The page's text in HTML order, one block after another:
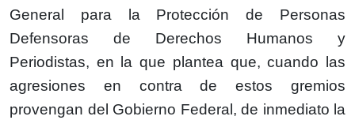
General para la Protección de Personas
Defensoras de Derechos Humanos y
Periodistas, en la que plantea que, cuando las
agresiones en contra de estos gremios
provengan del Gobierno Federal, de inmediato la